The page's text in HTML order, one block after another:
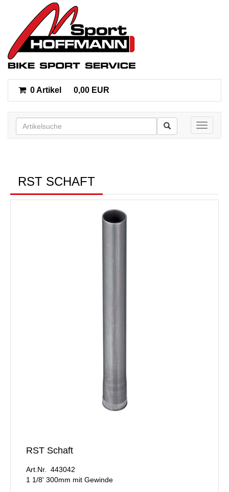
0 Artikel 0,00 EUR
Toggle
RST SCHAFT
RST Schaft
Art.Nr. 443042
1 1/8' 300mm mit Gewinde